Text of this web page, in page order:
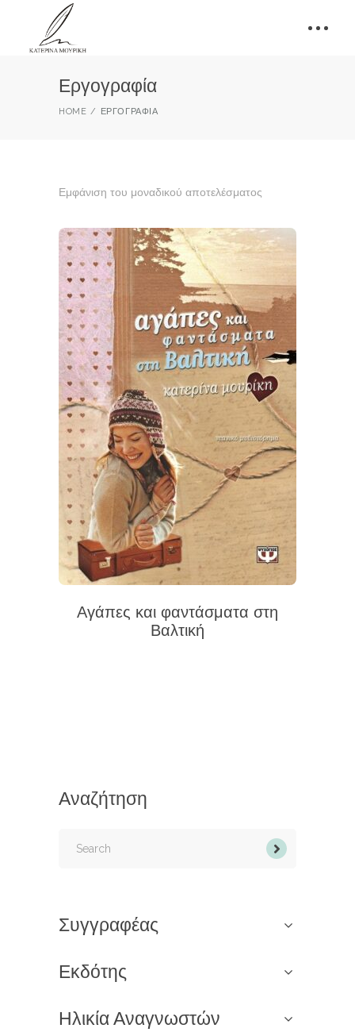
Εργογραφία
HOME ΕΡΓΟΓΡΑΦΊΑ
Εμφάνιση του μοναδικού αποτελέσματος
Αγάπες και φαντάσματα στη
Βαλτική
Αναζήτηση
Συγγραφέας
Εκδότης
Ηλικία Αναγνωστών